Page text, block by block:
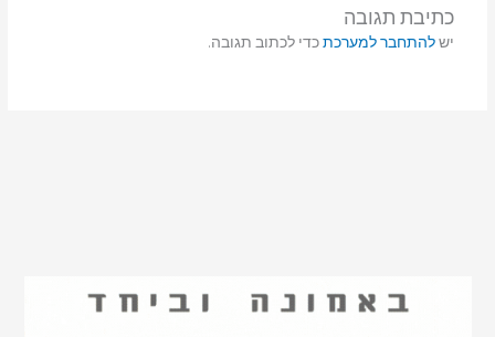
כתיבת תגובה
ישלהתחבר למערכתכדי לכתוב תגובה.